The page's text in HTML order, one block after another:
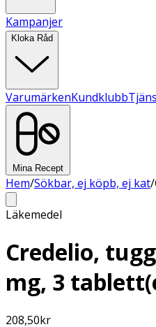
Kampanjer
Kloka Råd
VarumärkenKundklubb
Mina Recept
Hem/Sökbar, ej köpb, ej kat/
Läkemedel
Credelio,
mg, 3
208,50kr